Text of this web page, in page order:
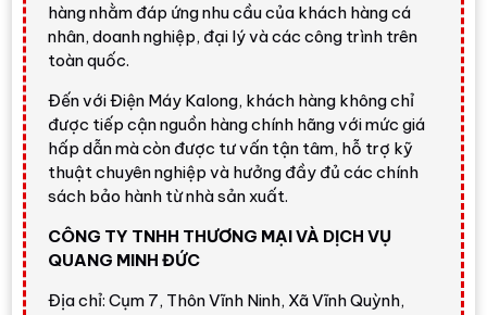
vòng/phút, động cơtruyền động trực tiếpvà nhiều
tiện ích nhưWiFi Haismart,đèn chiếu sáng lồng
giặt,lưu chương trình giặt
giặt
Giá tham khảo tại Điện Máy Kalong:7.750.000 đ.
Giá có thể thay đổi theo thời điểm, tồn kho, khu vực
giao hàng và chương trình ưu đãi.
Xem sản phẩm tại Điện Máy Kalong
hàng nhằm đáp ứng nhu cầu của khách hàng cá
nhân, doanh nghiệp, đại lý và các công trình trên
toàn quốc.
Đến với Điện Máy Kalong, khách hàng không chỉ
được tiếp cận nguồn hàng chính hãng với mức giá
hấp dẫn mà còn được tư vấn tận tâm, hỗ trợ kỹ
thuật chuyên nghiệp và hưởng đầy đủ các chính
sách bảo hành từ nhà sản xuất.
CÔNG TY TNHH THƯƠNG MẠI VÀ DỊCH VỤ
QUANG MINH ĐỨC
Địa chỉ: Cụm 7, Thôn Vĩnh Ninh, Xã Vĩnh Quỳnh,